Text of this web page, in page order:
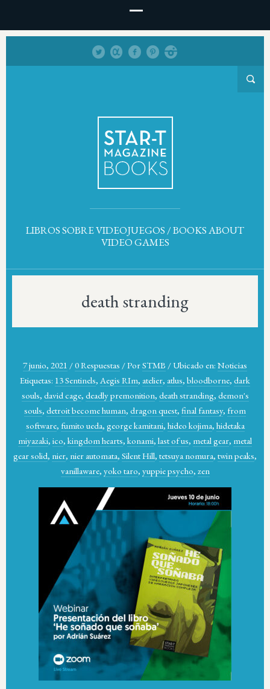
LIBROS SOBRE VIDEOJUEGOS / BOOKS ABOUT
VIDEO GAMES
death stranding
7 junio, 2021 /0 Respuestas /PorSTMB / Ubicado en: Noticias
Etiquetas: 13 Sentinels, Aegis RIm, atelier, atlus, bloodborne, dark
souls, david cage, deadly premonition, death stranding, demon's
souls, detroit become human, dragon quest, final fantasy, from
software, fumito ueda, george kamitani, hideo kojima, hidetaka
miyazaki, ico, kingdom hearts, konami, last of us, metal gear, metal
gear solid, nier, nier automata, Silent Hill, tetsuya nomura, twin peaks,
vanillaware, yoko taro, yuppie psycho, zen